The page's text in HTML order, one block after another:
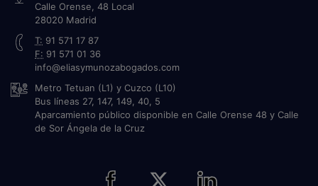
Calle Orense, 48 Local
28020 Madrid
T: 91 571 17 87
F: 91 571 01 36
info@eliasymunozabogados.com
Metro Tetuan (L1) y Cuzco (L10)
Bus líneas 27, 147, 149, 40, 5
Aparcamiento público disponible en Calle Orense 48 y Calle
de Sor Ángela de la Cruz